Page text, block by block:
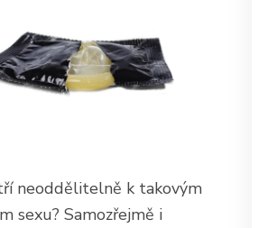
neoddělitelně k takovým
sexu? Samozřejmě i